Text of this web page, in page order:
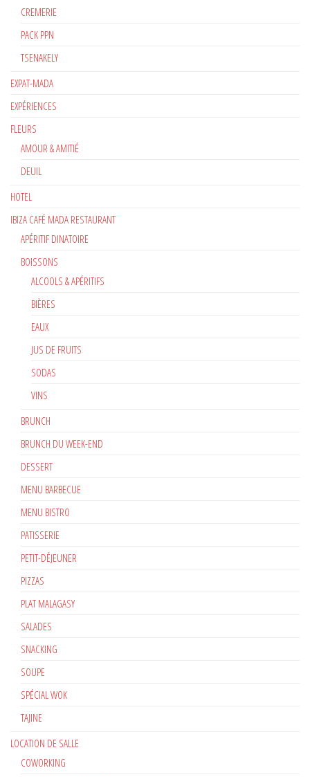
CREMERIE
PACK PPN
TSENAKELY
EXPAT-MADA
EXPÉRIENCES
FLEURS
AMOUR & AMITIÉ
DEUIL
HOTEL
IBIZA CAFÉ MADA RESTAURANT
APÉRITIF DINATOIRE
BOISSONS
ALCOOLS & APÉRITIFS
BIÈRES
EAUX
JUS DE FRUITS
SODAS
VINS
BRUNCH
BRUNCH DU WEEK-END
DESSERT
MENU BARBECUE
MENU BISTRO
PATISSERIE
PETIT-DÉJEUNER
PIZZAS
PLAT MALAGASY
SALADES
SNACKING
SOUPE
SPÉCIAL WOK
TAJINE
LOCATION DE SALLE
COWORKING